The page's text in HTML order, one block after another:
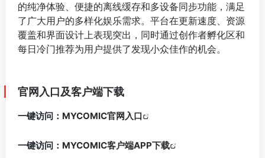
的纯净体验、便捷的离线缓存和多设备同步功能，满足
了广大用户的多样化娱乐需求。平台在更新速度、资源
覆盖和界面设计上表现突出，同时通过创作者孵化区和
每日冷门推荐为用户提供了发现小众佳作的机会。
官网入口及客户端下载
一键访问： MYCOMIC官网入口
一键访问： MYCOMIC客户端APP下载